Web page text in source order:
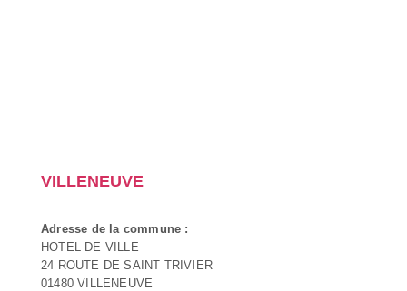
VILLENEUVE
Adresse de la commune :
HOTEL DE VILLE
24 ROUTE DE SAINT TRIVIER
01480 VILLENEUVE